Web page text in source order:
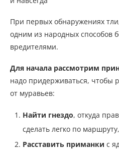
При первых обнаружениях
одним из народных способов
вредителями.
Для начала рассмотрим
надо придерживаться, чтобы
от муравьев:
Найти гнездо, откуда
сделать легко по
Расставить приманки с